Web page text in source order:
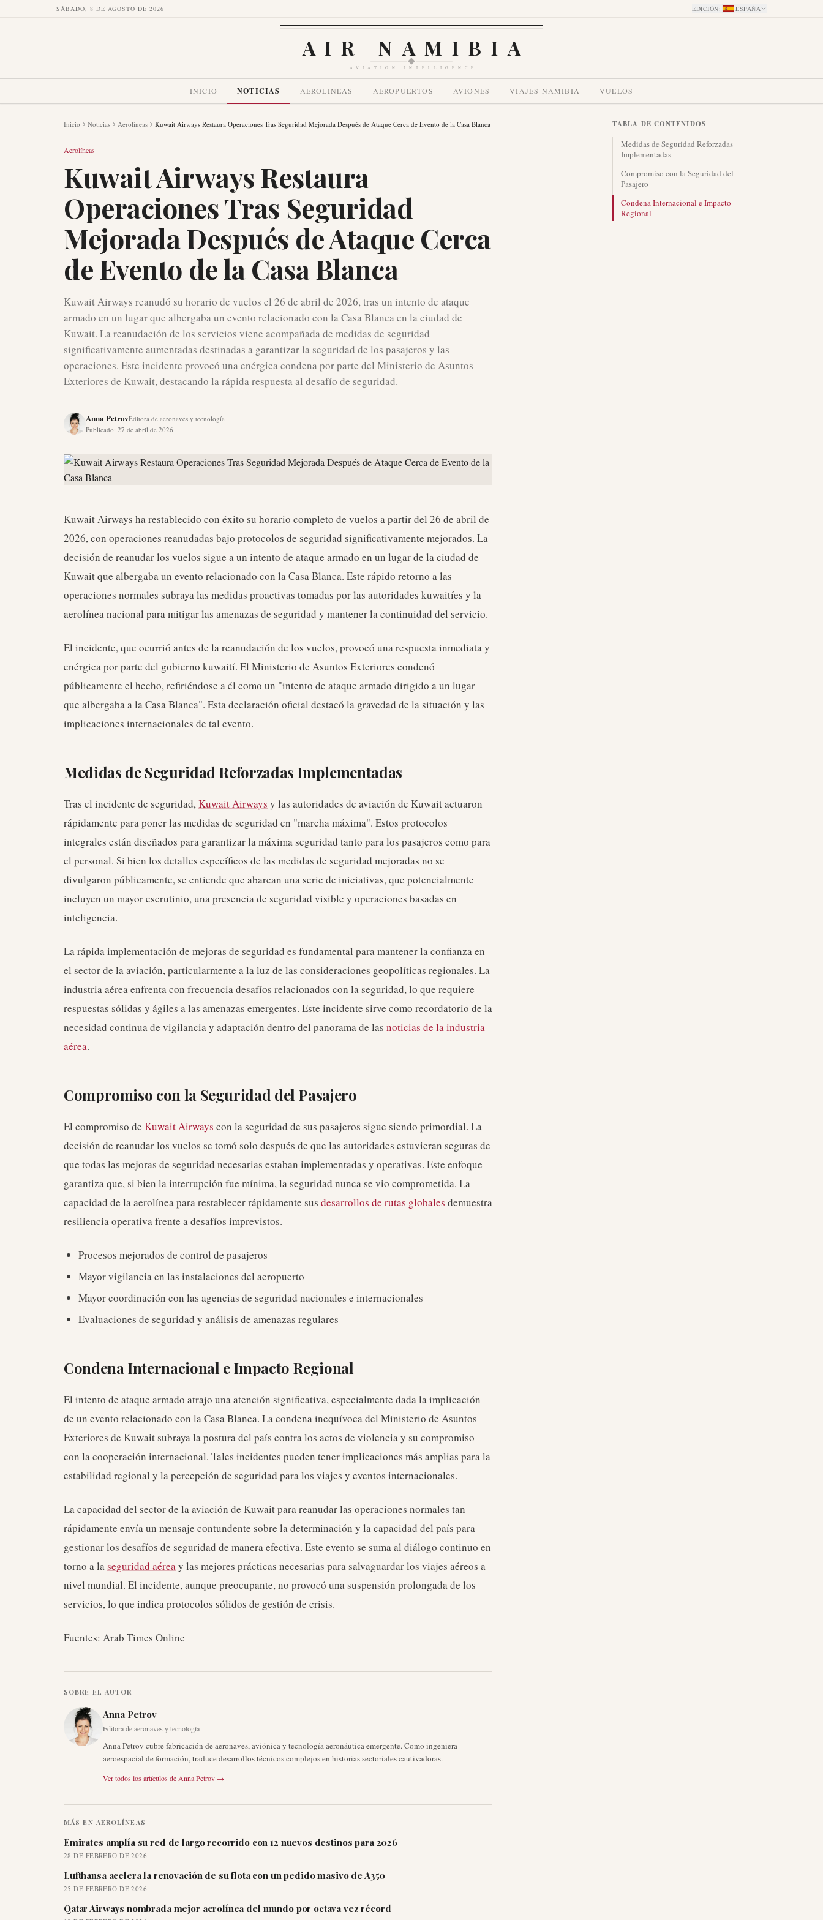
SÁBADO, 8 DE AGOSTO DE 2026 EDICIÓN: ESPAÑA
AIR NAMIBIA
AVIATION INTELLIGENCE
INICIO NOTICIAS AEROLÍNEAS AEROPUERTOS AVIONES VIAJES NAMIBIA VUELOS
Inicio Noticias Aerolíneas Kuwait Airways Restaura Operaciones Tras Seguridad Mejorada Después de Ataque Cerca de Evento de la Casa Blanca
Aerolíneas
Kuwait Airways Restaura
Operaciones Tras Seguridad
Mejorada Después de Ataque Cerca
de Evento de la Casa Blanca
Kuwait Airways reanudó su horario de vuelos el 26 de abril de 2026, tras un intento de ataque
armado en un lugar que albergaba un evento relacionado con la Casa Blanca en la ciudad de
Kuwait. La reanudación de los servicios viene acompañada de medidas de seguridad
significativamente aumentadas destinadas a garantizar la seguridad de los pasajeros y las
operaciones. Este incidente provocó una enérgica condena por parte del Ministerio de Asuntos
Exteriores de Kuwait, destacando la rápida respuesta al desafío de seguridad.
Anna PetrovEditora de aeronaves y tecnología
Publicado: 27 de abril de 2026
Kuwait Airways ha restablecido con éxito su horario completo de vuelos a partir del 26 de abril de
2026, con operaciones reanudadas bajo protocolos de seguridad significativamente mejorados. La
decisión de reanudar los vuelos sigue a un intento de ataque armado en un lugar de la ciudad de
Kuwait que albergaba un evento relacionado con la Casa Blanca. Este rápido retorno a las
operaciones normales subraya las medidas proactivas tomadas por las autoridades kuwaitíes y la
aerolínea nacional para mitigar las amenazas de seguridad y mantener la continuidad del servicio.
El incidente, que ocurrió antes de la reanudación de los vuelos, provocó una respuesta inmediata y
enérgica por parte del gobierno kuwaití. El Ministerio de Asuntos Exteriores condenó
públicamente el hecho, refiriéndose a él como un "intento de ataque armado dirigido a un lugar
que albergaba a la Casa Blanca". Esta declaración oficial destacó la gravedad de la situación y las
implicaciones internacionales de tal evento.
Medidas de Seguridad Reforzadas Implementadas
Tras el incidente de seguridad,Kuwait Airways y las autoridades de aviación de Kuwait actuaron
rápidamente para poner las medidas de seguridad en "marcha máxima". Estos protocolos
integrales están diseñados para garantizar la máxima seguridad tanto para los pasajeros como para
el personal. Si bien los detalles específicos de las medidas de seguridad mejoradas no se
divulgaron públicamente, se entiende que abarcan una serie de iniciativas, que potencialmente
incluyen un mayor escrutinio, una presencia de seguridad visible y operaciones basadas en
inteligencia.
La rápida implementación de mejoras de seguridad es fundamental para mantener la confianza en
el sector de la aviación, particularmente a la luz de las consideraciones geopolíticas regionales. La
industria aérea enfrenta con frecuencia desafíos relacionados con la seguridad, lo que requiere
respuestas sólidas y ágiles a las amenazas emergentes. Este incidente sirve como recordatorio de la
necesidad continua de vigilancia y adaptación dentro del panorama de las noticias de la industria
aérea.
Compromiso con la Seguridad del Pasajero
El compromiso de Kuwait Airways con la seguridad de sus pasajeros sigue siendo primordial. La
decisión de reanudar los vuelos se tomó solo después de que las autoridades estuvieran seguras de
que todas las mejoras de seguridad necesarias estaban implementadas y operativas. Este enfoque
garantiza que, si bien la interrupción fue mínima, la seguridad nunca se vio comprometida. La
capacidad de la aerolínea para restablecer rápidamente sus desarrollos de rutas globales demuestra
resiliencia operativa frente a desafíos imprevistos.
Procesos mejorados de control de pasajeros
Mayor vigilancia en las instalaciones del aeropuerto
Mayor coordinación con las agencias de seguridad nacionales e internacionales
Evaluaciones de seguridad y análisis de amenazas regulares
Condena Internacional e Impacto Regional
El intento de ataque armado atrajo una atención significativa, especialmente dada la implicación
de un evento relacionado con la Casa Blanca. La condena inequívoca del Ministerio de Asuntos
Exteriores de Kuwait subraya la postura del país contra los actos de violencia y su compromiso
con la cooperación internacional. Tales incidentes pueden tener implicaciones más amplias para la
estabilidad regional y la percepción de seguridad para los viajes y eventos internacionales.
La capacidad del sector de la aviación de Kuwait para reanudar las operaciones normales tan
rápidamente envía un mensaje contundente sobre la determinación y la capacidad del país para
gestionar los desafíos de seguridad de manera efectiva. Este evento se suma al diálogo continuo en
torno a laseguridad aéreay las mejores prácticas necesarias para salvaguardar los viajes aéreos a
nivel mundial. El incidente, aunque preocupante, no provocó una suspensión prolongada de los
servicios, lo que indica protocolos sólidos de gestión de crisis.
Fuentes: Arab Times Online
SOBRE EL AUTOR
Anna Petrov
Editora de aeronaves y tecnología
Anna Petrov cubre fabricación de aeronaves, aviónica y tecnología aeronáutica emergente. Como ingeniera
aeroespacial de formación, traduce desarrollos técnicos complejos en historias sectoriales cautivadoras.
Ver todos los artículos de Anna Petrov →
MÁS EN AEROLÍNEAS
Emirates amplía su red de largo recorrido con 12 nuevos destinos para 2026
28 DE FEBRERO DE 2026
Lufthansa acelera la renovación de su flota con un pedido masivo de A350
25 DE FEBRERO DE 2026
Qatar Airways nombrada mejor aerolínea del mundo por octava vez récord
TABLA DE CONTENIDOS
Medidas de Seguridad Reforzadas
Implementadas
Compromiso con la Seguridad del
Pasajero
Condena Internacional e Impacto
Regional